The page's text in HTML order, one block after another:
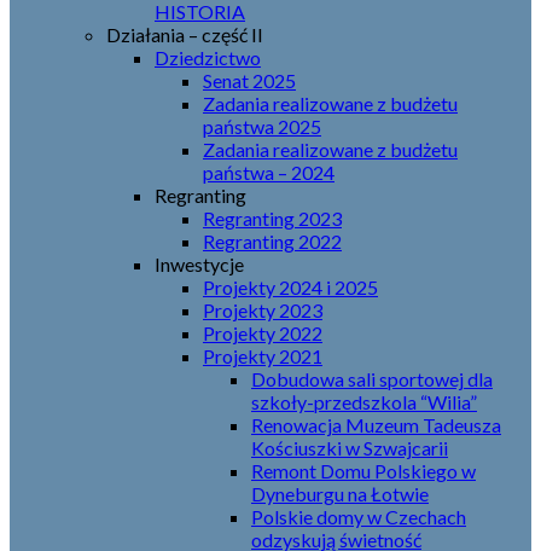
HISTORIA
Działania – część II
Dziedzictwo
Senat 2025
Zadania realizowane z budżetu
państwa 2025
Zadania realizowane z budżetu
państwa – 2024
Regranting
Regranting 2023
Regranting 2022
Inwestycje
Projekty 2024 i 2025
Projekty 2023
Projekty 2022
Projekty 2021
Dobudowa sali sportowej dla
szkoły-przedszkola “Wilia”
Renowacja Muzeum Tadeusza
Kościuszki w Szwajcarii
Remont Domu Polskiego w
Dyneburgu na Łotwie
Polskie domy w Czechach
odzyskują świetność